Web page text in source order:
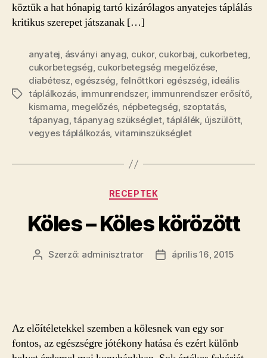
köztük a hat hónapig tartó kizárólagos anyatejes táplálás
kritikus szerepet játszanak […]
Címkék
anyatej, ásványi anyag, cukor, cukorbaj, cukorbeteg,
cukorbetegség, cukorbetegség megelőzése,
diabétesz, egészség, felnőttkori egészség, ideális
táplálkozás, immunrendszer, immunrendszer erősítő,
kismama, megelőzés, népbetegség, szoptatás,
tápanyag,tápanyag szükséglet,táplálék, újszülött,
vegyes táplálkozás, vitaminszükséglet
Kategóriák
RECEPTEK
Köles – Köles körözött
Bejegyzés
Szerző: adminisztrator
Bejegyzés
április 16, 2015
Az előítéletekkel szemben a kölesnek van egy sor
fontos, az egészségre jótékony hatása és ezért különb